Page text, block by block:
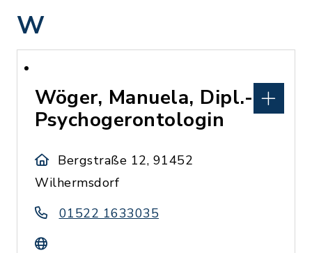
W
Wöger, Manuela, Dipl.-
Psychogerontologin
Bergstraße 12, 91452
Wilhermsdorf
01522 1633035